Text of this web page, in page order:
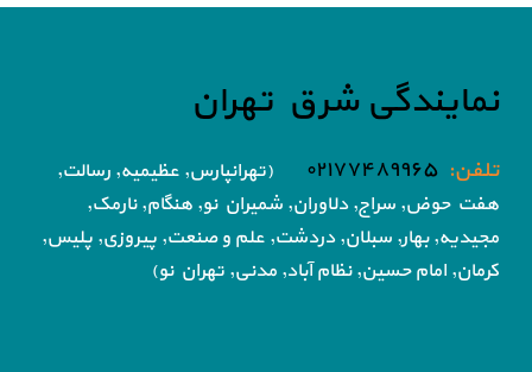
نمایندگی شرق تهران
تلفن: ۰۲۱۷۷۴۸۹۹۶۵
(تهرانپارس, عظیمیه, رسالت,
هفت حوض, سراج, دلاوران, شمیران نو, هنگام, نارمک,
مجیدیه, بهار, سبلان, دردشت, علم و صنعت, پیروزی, پلیس,
کرمان, امام حسین, نظام آباد, مدنی, تهران نو)